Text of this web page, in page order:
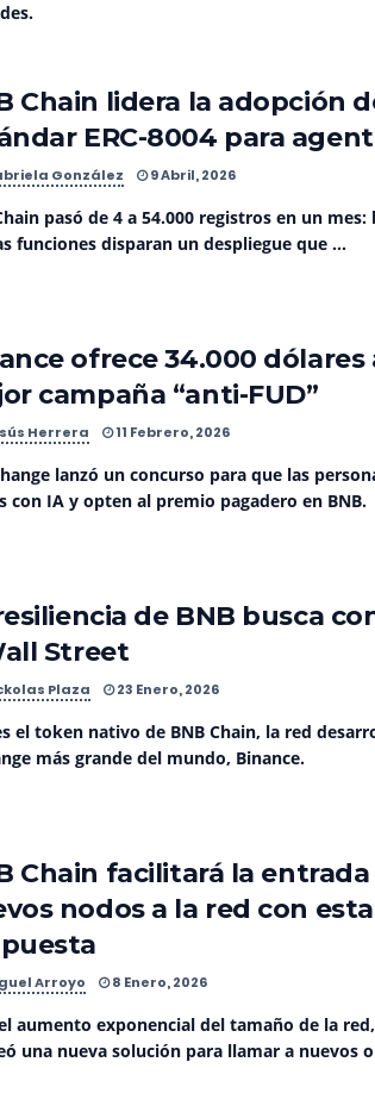
Chain lidera la adopción
ERC-8004 para
González 9 Abril, 2026
pasó de 4 a 54.000 registros en un
funciones disparan un despliegue que ...
ofrece 34.000 dólares
campaña “anti-FUD”
Herrera 11 Febrero, 2026
lanzó un concurso para que las
con IA y opten al premio pagadero en BNB.
de BNB busca
Street
Plaza 23 Enero, 2026
el token nativo de BNB Chain, la red
más grande del mundo, Binance.
Chain facilitará la
nodos a la red con esta
Arroyo 8 Enero, 2026
aumento exponencial del tamaño de la
una nueva solución para llamar a nuevos